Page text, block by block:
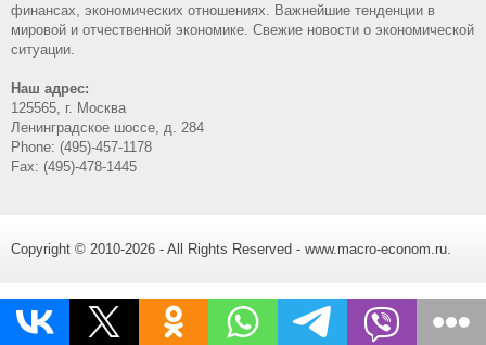
финансах, экономических отношениях. Важнейшие тенденции в
мировой и отчественной экономике. Свежие новости о экономической
ситуации.
Наш адрес:
125565, г. Москва
Ленинградское шоссе, д. 284
Phone: (495)-457-1178
Fax: (495)-478-1445
Copyright © 2010-2026 - All Rights Reserved - www.macro-econom.ru.